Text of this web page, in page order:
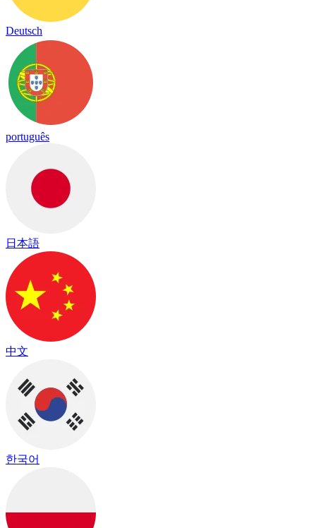
Deutsch
português
日本語
中文
한국어